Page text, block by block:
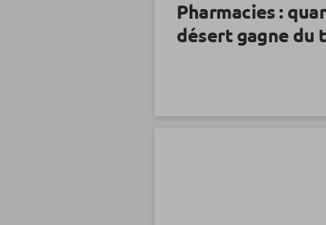
Pharmacies :
désert gagne du